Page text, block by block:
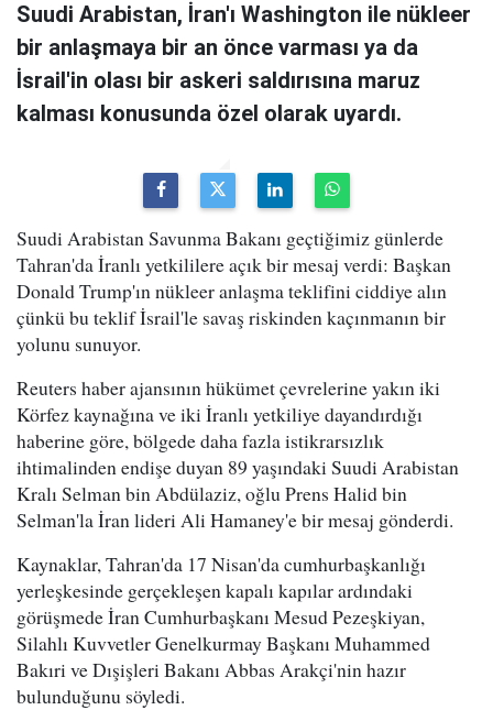
Suudi Arabistan, İran'ı Washington ile nükleer
bir anlaşmaya bir an önce varması ya da
İsrail'in olası bir askeri saldırısına maruz
kalması konusunda özel olarak uyardı.
Suudi Arabistan Savunma Bakanı geçtiğimiz günlerde
Tahran'da İranlı yetkililere açık bir mesaj verdi: Başkan
Donald Trump'ın nükleer anlaşma teklifini ciddiye alın
çünkü bu teklif İsrail'le savaş riskinden kaçınmanın bir
yolunu sunuyor.
Reuters haber ajansının hükümet çevrelerine yakın iki
Körfez kaynağına ve iki İranlı yetkiliye dayandırdığı
haberine göre, bölgede daha fazla istikrarsızlık
ihtimalinden endişe duyan 89 yaşındaki Suudi Arabistan
Kralı Selman bin Abdülaziz, oğlu Prens Halid bin
Selman'la İran lideri Ali Hamaney'e bir mesaj gönderdi.
Kaynaklar, Tahran'da 17 Nisan'da cumhurbaşkanlığı
yerleşkesinde gerçekleşen kapalı kapılar ardındaki
görüşmede İran Cumhurbaşkanı Mesud Pezeşkiyan,
Silahlı Kuvvetler Genelkurmay Başkanı Muhammed
Bakıri ve Dışişleri Bakanı Abbas Arakçi'nin hazır
bulunduğunu söyledi.